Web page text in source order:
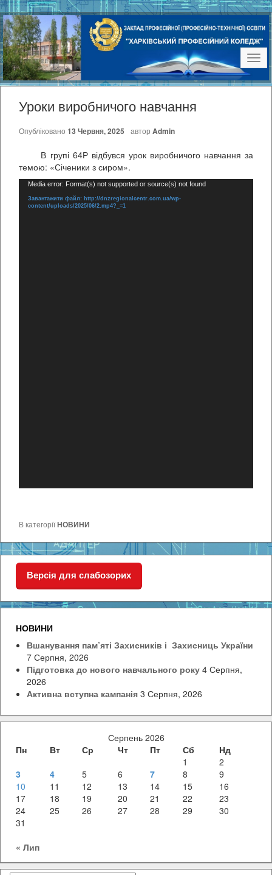
Уроки виробничого навчання
Опубліковано 13 Червня, 2025 автор Admin
В групі 64Р відбувся урок виробничого навчання за
темою: «Січеники з сиром».
Відеопрогравач
Media error: Format(s) not supported or source(s) not found
Завантажити файл: http://dnzregionalcentr.com.ua/wp-
content/uploads/2025/06/2.mp4?_=1
В категоріїНОВИНИ
Версія для слабозорих
НОВИНИ
Вшанування пам’яті Захисників і Захисниць України
7 Серпня, 2026
Підготовка до нового навчального року 4 Серпня,
2026
Активна вступна кампанія 3 Серпня, 2026
Серпень 2026
Пн
Вт Ср Чт Пт Сб
Нд
1
2
3
4 5 6 7 8
9
10
11 12 13 14 15
16
17
18 19 20 21 22
23
24
25 26 27 28 29
30
31
« Лип